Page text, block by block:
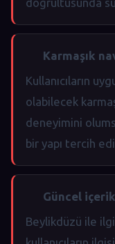
Karmaşık
Kullanıcıların
olabilecek
deneyimini
bir yapı tercih
Güncel
Beylikdüzü ile